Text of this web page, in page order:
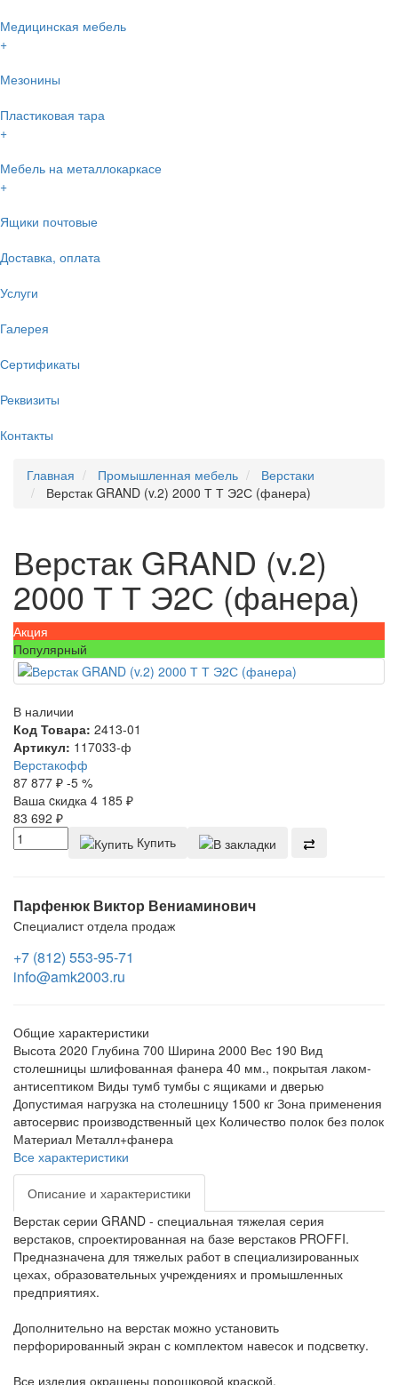
Медицинская мебель
+
Мезонины
Пластиковая тара
+
Мебель на металлокаркасе
+
Ящики почтовые
Доставка, оплата
Услуги
Галерея
Сертификаты
Реквизиты
Контакты
Главная Промышленная мебель
Верстаки
Верстак GRAND (v.2) 2000 Т Т Э2С (фанера)
Верстак GRAND (v.2)
2000 Т Т Э2С (фанера)
Акция
Популярный
В наличии
Код Товара: 2413-01
Артикул: 117033-ф
Верстакофф
87 877 ₽ -5 %
Ваша cкидка 4 185 ₽
83 692 ₽
Купить
Парфенюк Виктор Вениаминович
Специалист отдела продаж
+7 (812) 553-95-71
info@amk2003.ru
Общие характеристики
Высота 2020 Глубина 700 Ширина 2000 Вес 190 Вид
столешницы шлифованная фанера 40 мм., покрытая лаком-
антисептиком Виды тумб тумбы с ящиками и дверью
Допустимая нагрузка на столешницу 1500 кг Зона применения
автосервис производственный цех Количество полок без полок
Материал Металл+фанера
Все характеристики
Описание и характеристики
Верстак серии GRAND - специальная тяжелая серия
верстаков, спроектированная на базе верстаков PROFFI.
Предназначена для тяжелых работ в специализированных
цехах, образовательных учреждениях и промышленных
предприятиях.
Дополнительно на верстак можно установить
перфорированный экран с комплектом навесок и подсветку.
Все изделия окрашены порошковой краской.